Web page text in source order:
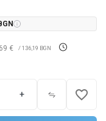
€ / 136,19 BGN
+ favorite_border